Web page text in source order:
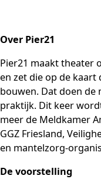
Over Pier21
Pier21 maakt theater
en zet die op de
bouwen. Dat doen de
praktijk. Dit keer
meer de Meldkamer
GGZ Friesland,
en mantelzorg-
De voorstelling